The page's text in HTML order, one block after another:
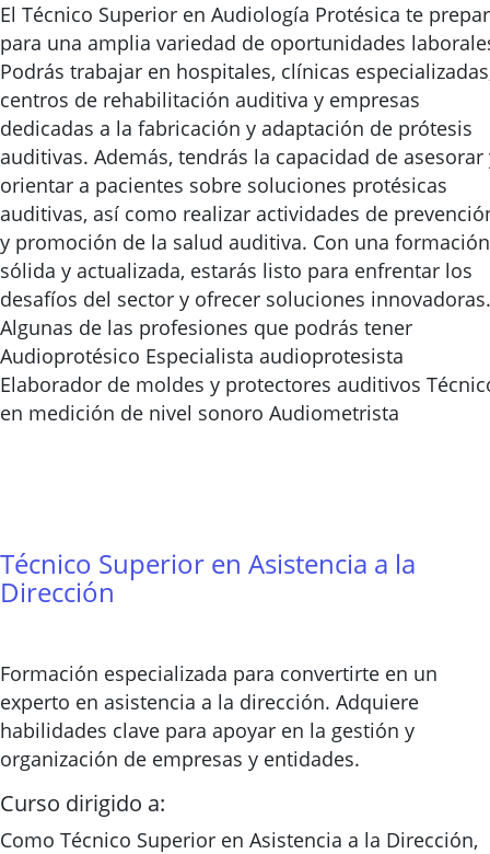
El Técnico Superior en Audiología Protésica te
para una amplia variedad de oportunidades
Podrás trabajar en hospitales, clínicas
centros de rehabilitación auditiva y empresas
dedicadas a la fabricación y adaptación de prótesis
auditivas. Además, tendrás la capacidad de asesorar
orientar a pacientes sobre soluciones protésicas
auditivas, así como realizar actividades de
y promoción de la salud auditiva. Con una formación
sólida y actualizada, estarás listo para enfrentar los
desafíos del sector y ofrecer soluciones innovadoras.
Algunas de las profesiones que podrás tener
Audioprotésico Especialista audioprotesista
Elaborador de moldes y protectores auditivos
en medición de nivel sonoro Audiometrista
Técnico Superior en Asistencia a la
Dirección
Formación especializada para convertirte en un
experto en asistencia a la dirección. Adquiere
habilidades clave para apoyar en la gestión y
organización de empresas y entidades.
Curso dirigido a:
Como Técnico Superior en Asistencia a la Dirección,